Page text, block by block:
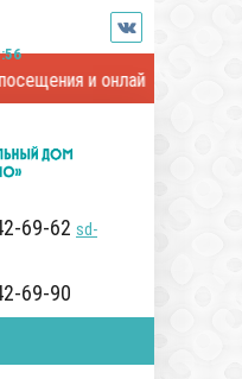
и онлайн-встречи с
69-62 sd-
69-90